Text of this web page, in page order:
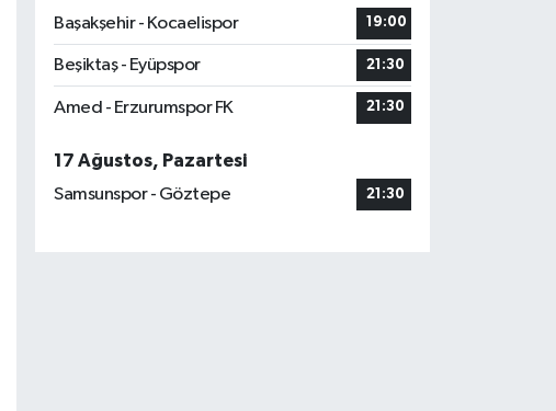
Başakşehir - Kocaelispor
19:00
Beşiktaş - Eyüpspor 21:30
Amed - Erzurumspor FK 21:30
17 Ağustos, Pazartesi
Samsunspor - Göztepe
21:30